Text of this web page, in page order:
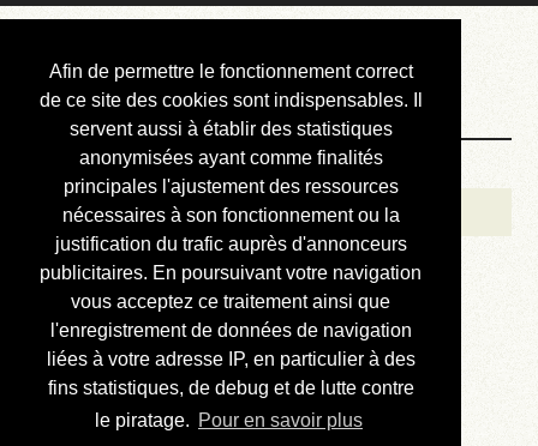
Afin de permettre le fonctionnement correct
de ce site des cookies sont indispensables. Il
servent aussi à établir des statistiques
anonymisées ayant comme finalités
principales l'ajustement des ressources
nécessaires à son fonctionnement ou la
justification du trafic auprès d'annonceurs
publicitaires. En poursuivant votre navigation
vous acceptez ce traitement ainsi que
l'enregistrement de données de navigation
liées à votre adresse IP, en particulier à des
fins statistiques, de debug et de lutte contre
le piratage. Pour en savoir plus
Courbis, « LE »
Blog Officiel
Bienvenue
Réalisations
Divers (et d’été)
Annonces
Liens externes
Téléchargement